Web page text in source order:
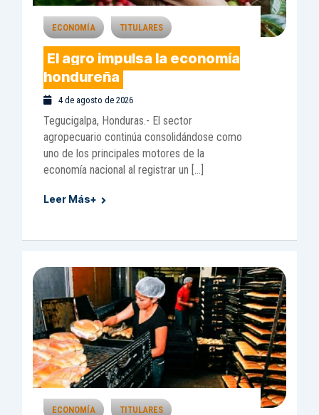
ECONOMÍA TITULARES
El agro impulsa la economía
hondureña
4 de agosto de 2026
Tegucigalpa, Honduras.- El sector
agropecuario continúa consolidándose como
uno de los principales motores de la
economía nacional al registrar un […]
Leer Más+
ECONOMÍA TITULARES